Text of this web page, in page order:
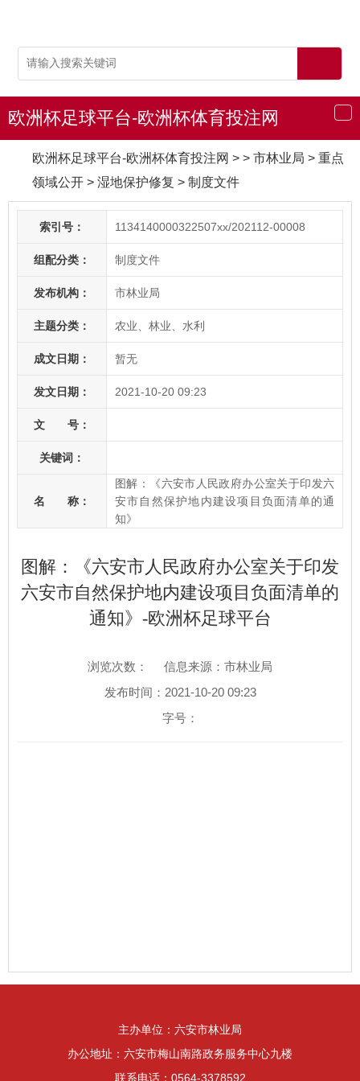
导
航
欧洲杯足球平台-欧洲杯体育投注网
欧洲杯足球平台-欧洲杯体育投注网 > > 市林业局 > 重点
领域公开 > 湿地保护修复 > 制度文件
索引号： 1134140000322507xx/202112-00008
组配分类： 制度文件
发布机构： 市林业局
主题分类： 农业、林业、水利
成文日期： 暂无
发文日期： 2021-10-20 09:23
文 号：
关键词：
名 称：
图解：《六安市人民政府办公室关于印发六
安市自然保护地内建设项目负面清单的通
知》
图解：《六安市人民政府办公室关于印发
六安市自然保护地内建设项目负面清单的
通知》-欧洲杯足球平台
浏览次数：
信息来源：市林业局
发布时间：2021-10-20 09:23
字号：
主办单位：六安市林业局
办公地址：六安市梅山南路政务服务中心九楼
联系电话：0564-3378592